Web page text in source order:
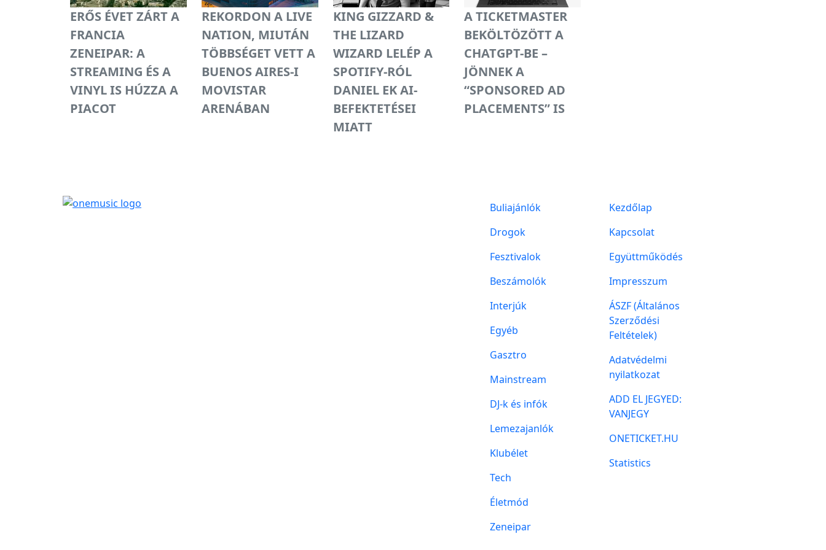
ERŐS ÉVET ZÁRT A
FRANCIA
ZENEIPAR: A
STREAMING ÉS A
VINYL IS HÚZZA A
PIACOT
REKORDON A LIVE
NATION, MIUTÁN
TÖBBSÉGET VETT A
BUENOS AIRES-I
MOVISTAR
ARENÁBAN
KING GIZZARD &
THE LIZARD
WIZARD LELÉP A
SPOTIFY-RÓL
DANIEL EK AI-
BEFEKTETÉSEI
MIATT
A TICKETMASTER
BEKÖLTÖZÖTT A
CHATGPT-BE –
JÖNNEK A
“SPONSORED AD
PLACEMENTS” IS
Buliajánlók
Drogok
Fesztivalok
Beszámolók
Interjúk
Egyéb
Gasztro
Mainstream
DJ-k és infók
Lemezajanlók
Klubélet
Tech
Életmód
Zeneipar
Kezdőlap
Kapcsolat
Együttműködés
Impresszum
ÁSZF (Általános
Szerződési
Feltételek)
Adatvédelmi
nyilatkozat
ADD EL JEGYED:
VANJEGY
ONETICKET.HU
Statistics